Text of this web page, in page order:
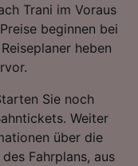
Trani im Voraus
beginnen bei
heben
Sie noch
Weiter
über die
Fahrplans, aus